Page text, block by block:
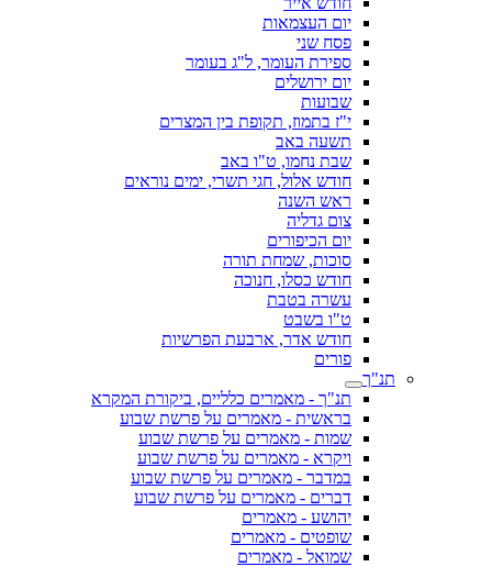
יום העצמאות
פסח שני
ספירת העומר, ל"ג בעומר
יום ירושלים
שבועות
י"ז בתמוז, תקופת בין המצרים
תשעה באב
שבת נחמו, ט"ו באב
חודש אלול, חגי תשרי, ימים נוראים
ראש השנה
צום גדליה
יום הכיפורים
סוכות, שמחת תורה
חודש כסלו, חנוכה
עשרה בטבת
ט"ו בשבט
חודש אדר, ארבעת הפרשיות
פורים
תנ"ך
תנ"ך - מאמרים כלליים, ביקורת המקרא
בראשית - מאמרים על פרשת שבוע
שמות - מאמרים על פרשת שבוע
ויקרא - מאמרים על פרשת שבוע
במדבר - מאמרים על פרשת שבוע
דברים - מאמרים על פרשת שבוע
יהושע - מאמרים
שופטים - מאמרים
שמואל - מאמרים